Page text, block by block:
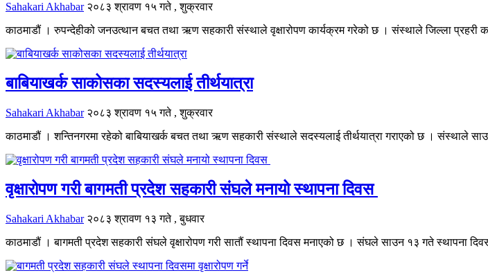
Sahakari Akhabar २०८३ श्रावण १५ गते , शुक्रवार
काठमाडौं । रुपन्देहीको जनउत्थान बचत तथा ऋण सहकारी संस्थाले वृक्षारोपण कार्यक्रम गरेको छ । संस्थाले जिल्ला प्रहरी
बाबियाखर्क साकोसका सदस्यलाई तीर्थयात्रा
Sahakari Akhabar २०८३ श्रावण १५ गते , शुक्रवार
काठमाडौं । शन्तिनगरमा रहेको बाबियाखर्क बचत तथा ऋण सहकारी संस्थाले सदस्यलाई तीर्थयात्रा गराएको छ । संस्थाले
वृक्षारोपण गरी बागमती प्रदेश सहकारी संघले मनायो स्थापना दिवस
Sahakari Akhabar २०८३ श्रावण १३ गते , बुधवार
काठमाडौं । बागमती प्रदेश सहकारी संघले वृक्षारोपण गरी सातौं स्थापना दिवस मनाएको छ । संघले साउन १३ गते स्थापना